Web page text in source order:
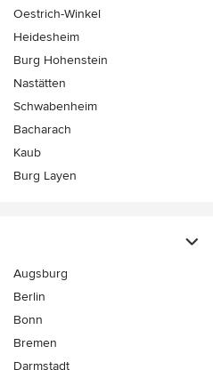
Oestrich-Winkel
Heidesheim
Burg Hohenstein
Nastätten
Schwabenheim
Bacharach
Kaub
Burg Layen
Augsburg
Berlin
Bonn
Bremen
Darmstadt